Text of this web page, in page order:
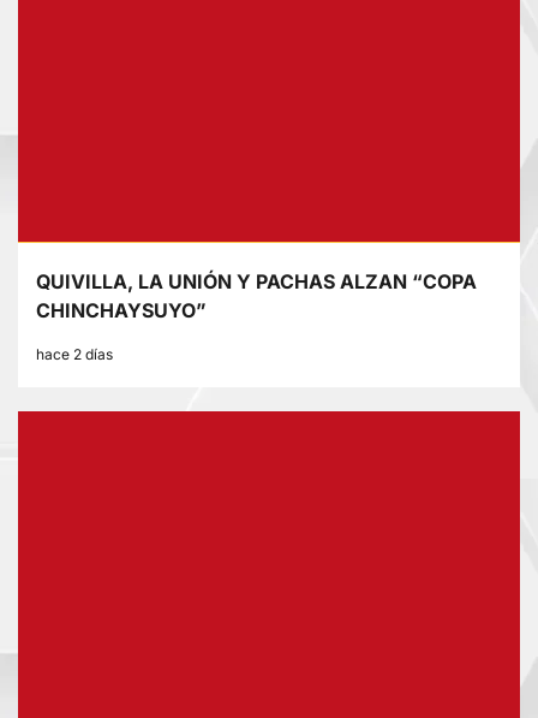
QUIVILLA, LA UNIÓN Y PACHAS ALZAN “COPA
CHINCHAYSUYO”
hace 2 días